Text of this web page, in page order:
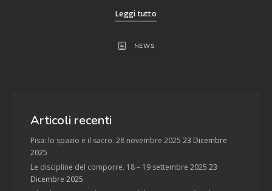
Leggi tutto
NEWS
Articoli recenti
Pisa: lo spazio e il sacro. 28 novembre 2025 23 Dicembre
2025
Le discipline del comporre. 18 – 19 settembre 2025 23
Dicembre 2025